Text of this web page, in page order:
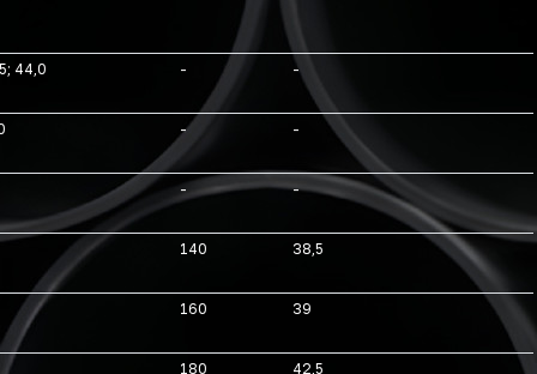
44,0 - -
- -
- -
140 38,5
160 39
180 42,5